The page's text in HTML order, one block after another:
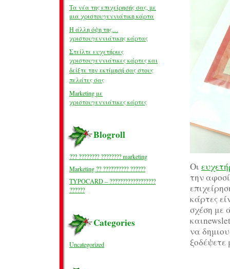
Οι
την
κάρτες
σχέση με
να
Τα νέα της επιχείρησής σας, με
μια χριστουγεννιάτικη κάρτα
Η άλλη όψη της…
χριστουγεννιάτικης κάρτας
Στείλτε ευχετήριες
χριστουγεννιάτικες κάρτες και
δείξτε την εκτίμησή σας στους
πελάτες σας
Marketing με
χριστουγεννιάτικες κάρτες
Blogroll
??? ???????? ???????? marketing
Marketing ?? ?????????? ??????
TYPOCARD – ??????????????????
??????
Categories
Uncategorized